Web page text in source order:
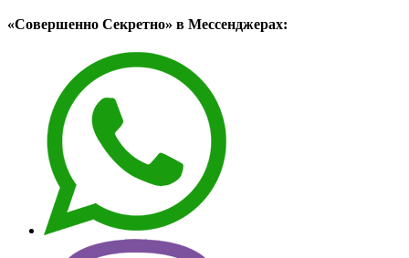
«Совершенно Секретно» в Мессенджерах: